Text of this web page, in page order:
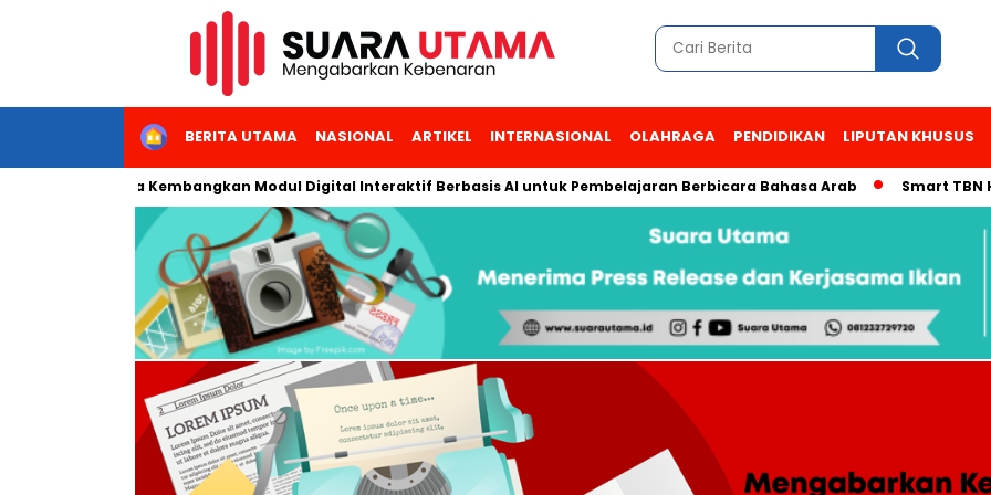
HOMEBERITA UTAMA NASIONAL ARTIKEL INTERNASIONAL OLAHRAGA PENDIDIKAN LIPUTAN KHUSUS
Kembangkan Modul Digital Interaktif Berbasis AI untuk Pembelajaran Berbicara Bahasa Arab Smart TBN Hadir di Desa